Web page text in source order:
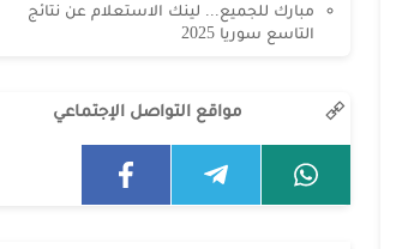
مبارك للجميع... لينك الاستعلام عن نتائج
التاسع سوريا 2025
مواقع التواصل الإجتماعي